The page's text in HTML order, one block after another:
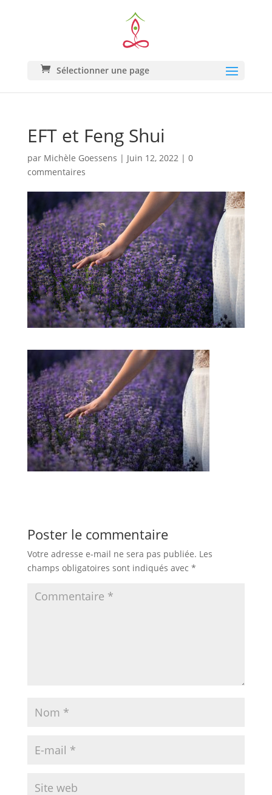
Sélectionner une page
EFT et Feng Shui
par Michèle Goessens | Juin 12, 2022| 0
commentaires
Poster le commentaire
Votre adresse e-mail ne sera pas publiée. Les
champs obligatoires sont indiqués avec *